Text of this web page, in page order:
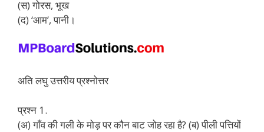
(स) गोरस, भूख
(द) ‘आम’, पानी।
अति लघु उत्तरीय प्रश्नोत्तर
प्रश्न 1.
(अ) गाँव की गली के मोड़ पर कौन बाट जोह रहा है? (ब) पीली पत्तियों